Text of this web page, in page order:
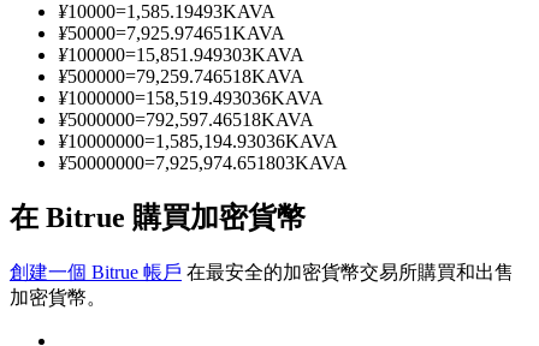
包含交易情況等的大數據分析
¥10000=1,585.19493KAVA
¥50000=7,925.974651KAVA
¥100000=15,851.949303KAVA
¥500000=79,259.746518KAVA
¥1000000=158,519.493036KAVA
¥5000000=792,597.46518KAVA
¥10000000=1,585,194.93036KAVA
¥50000000=7,925,974.651803KAVA
在 Bitrue 購買加密貨幣
創建一個 Bitrue 帳戶 在最安全的加密貨幣交易所購買和出售
加密貨幣。